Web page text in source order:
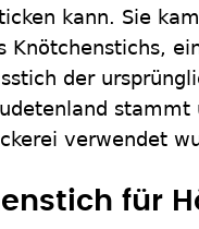
kann. Sie
Knötchenstichs,
der
stammt
verwendet
für